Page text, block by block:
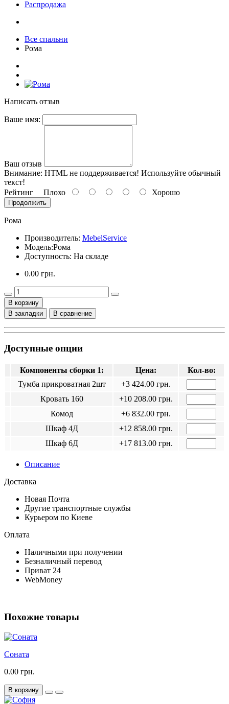
Распродажа
Все спальни
Рома
Написать отзыв
Ваше имя:
Ваш отзыв
Внимание: HTML не поддерживается! Используйте обычный
текст!
Рейтинг Плохо Хорошо
Продолжить
Рома
Производитель: MebelService
Модель:Рома
Доступность: На складе
0.00 грн.
В корзину
В закладки
В сравнение
Доступные опции
Компоненты сборки 1: Цена:
Кол-во:
Тумба прикроватная 2шт
+3 424.00 грн.
Кровать 160
+10 208.00 грн.
Комод
+6 832.00 грн.
Шкаф 4Д
+12 858.00 грн.
Шкаф 6Д
+17 813.00 грн.
Описание
Доставка
Новая Почта
Другие транспортные службы
Курьером по Киеве
Оплата
Наличными при получении
Безналичный перевод
Приват 24
WebMoney
Похожие товары
Соната
0.00 грн.
В корзину